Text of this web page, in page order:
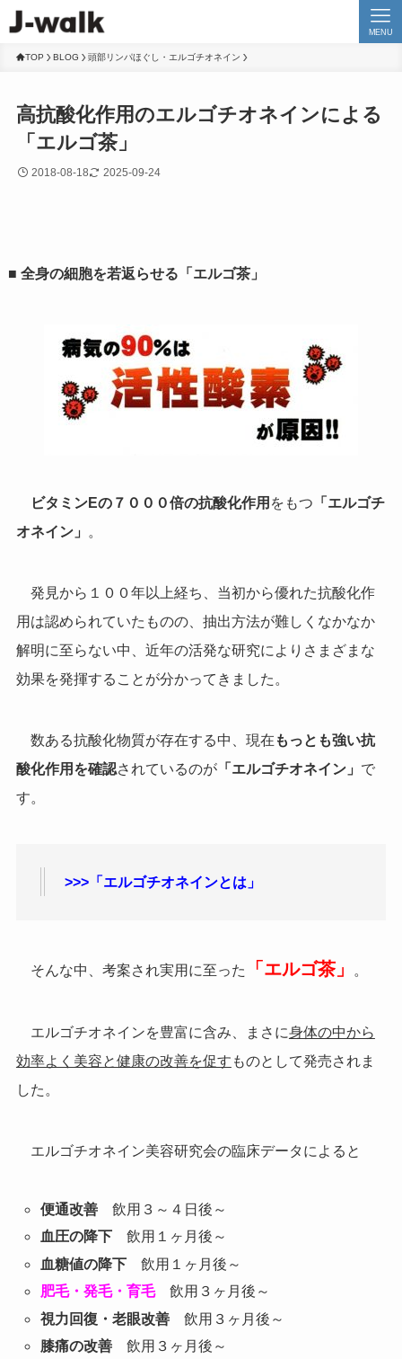
MENU
TOP BLOG 頭部リンパほぐし・エルゴチオネイン
高抗酸化作用のエルゴチオネインによる
「エルゴ茶」
2018-08-18 2025-09-24
■ 全身の細胞を若返らせる「エルゴ茶」
ビタミンEの７０００倍の抗酸化作用 をもつ 「エルゴチ
オネイン」
。
発見から１００年以上経ち、当初から優れた抗酸化作
用は認められていたものの、抽出方法が難しくなかなか
解明に至らない中、近年の活発な研究によりさまざまな
効果を発揮することが分かってきました。
数ある抗酸化物質が存在する中、現在 もっとも強い抗
酸化作用を確認されているのが「エルゴチオネイン」 で
す。
>>>「エルゴチオネインとは」
そんな中、考案され実用に至った 「エルゴ茶」 。
エルゴチオネインを豊富に含み、まさに身体の中から
効率よく美容と健康の改善を促す ものとして発売されま
した。
エルゴチオネイン美容研究会の臨床データによると
便通改善飲用３～４日後～
血圧の降下飲用１ヶ月後～
血糖値の降下飲用１ヶ月後～
肥毛・発毛・育毛飲用３ヶ月後～
視力回復・老眼改善飲用３ヶ月後～
膝痛の改善飲用３ヶ月後～